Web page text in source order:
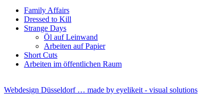
Family Affairs
Dressed to Kill
Strange Days
Öl auf Leinwand
Arbeiten auf Papier
Short Cuts
Arbeiten im öffentlichen Raum
Webdesign Düsseldorf … made by eyelikeit - visual solutions